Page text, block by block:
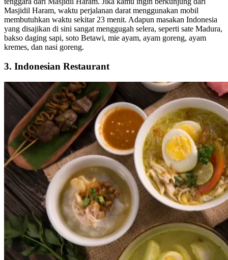
Masjidil Haram, waktu perjalanan darat menggunakan mobil
membutuhkan waktu sekitar 23 menit. Adapun masakan Indonesia
yang disajikan di sini sangat menggugah selera, seperti sate Madura,
bakso daging sapi, soto Betawi, mie ayam, ayam goreng, ayam
kremes, dan nasi goreng.
3. Indonesian Restaurant